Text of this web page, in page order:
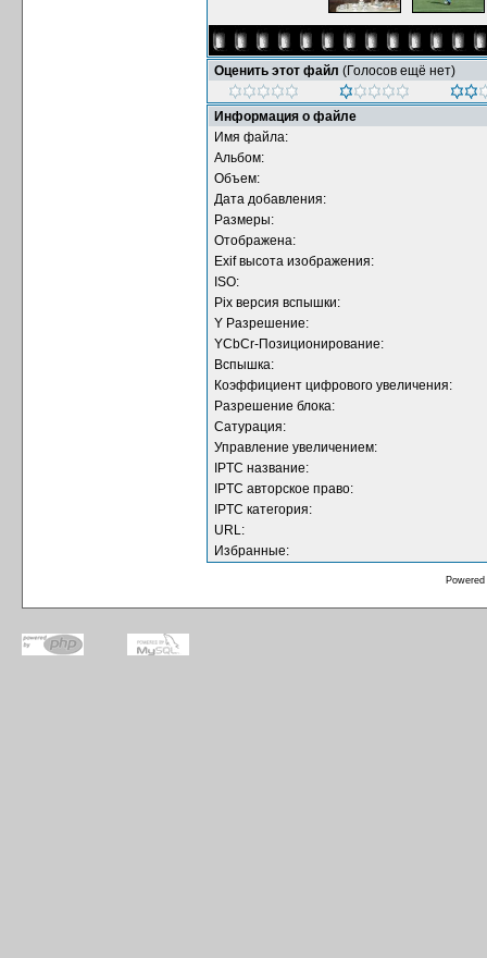
Оценить этот файл (Голосов ещё нет)
Информация о файле
Имя файла:
Альбом:
Объем:
Дата добавления:
Размеры:
Отображена:
Exif высота изображения:
ISO:
Pix версия вспышки:
Y Разрешение:
YCbCr-Позиционирование:
Вспышка:
Коэффициент цифрового увеличения:
Разрешение блока:
Сатурация:
Управление увеличением:
IPTC название:
IPTC авторское право:
IPTC категория:
URL:
Избранные: